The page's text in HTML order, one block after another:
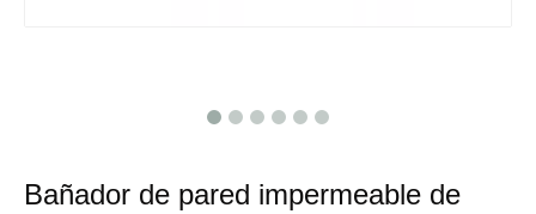
Bañador de pared impermeable de